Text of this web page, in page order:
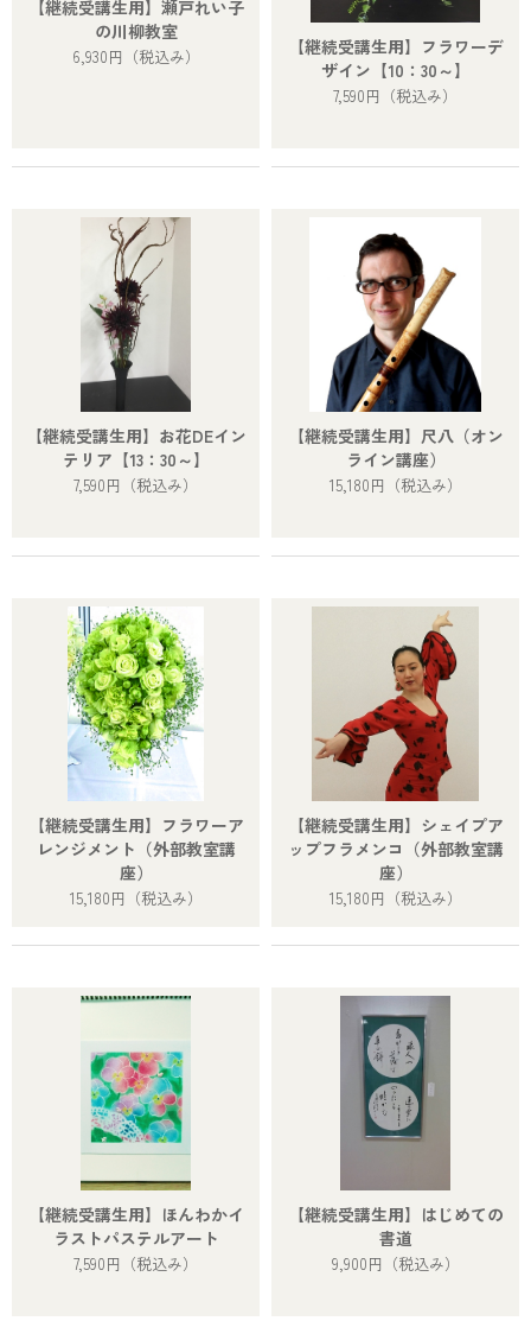
【継続受講生用】瀬戸れい子
の川柳教室
6,930円 （税込み）
【継続受講生用】フラワーデ
ザイン【10：30～】
7,590円 （税込み）
【継続受講生用】お花DEイン
テリア【13：30～】
7,590円 （税込み）
【継続受講生用】尺八（オン
ライン講座）
15,180円 （税込み）
【継続受講生用】フラワーア
レンジメント（外部教室講
座）
15,180円 （税込み）
【継続受講生用】シェイプア
ップフラメンコ（外部教室講
座）
15,180円 （税込み）
【継続受講生用】ほんわかイ
ラストパステルアート
7,590円 （税込み）
【継続受講生用】はじめての
書道
9,900円 （税込み）